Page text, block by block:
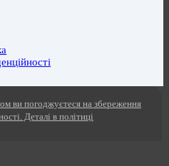
ви погоджуєтеся на збереження
Деталі в політиці